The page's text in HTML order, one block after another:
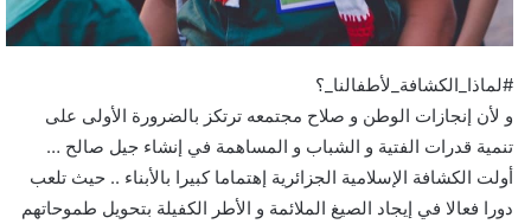
#لماذا_الكشافة_لأطفالنا_؟
و لأن إنجازات الوطن و صلاح مجتمعه ترتكز بالضرورة الأولى على
تنمية قدرات الفتية و الشباب و المساهمة في إنشاء جيل صالح …
أولت الكشافة الإسلامية الجزائرية إهتماما كبيرا بالأبناء .. حيث تلعب
دورا فعالا في إيجاد الصيغ الملائمة و الأطر الكفيلة بتحويل طموحاتهم